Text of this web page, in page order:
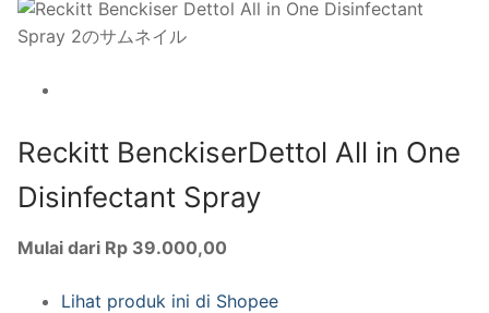
Reckitt BenckiserDettol All in One
Disinfectant Spray
Mulai dari Rp 39.000,00
Lihat produk ini di Shopee